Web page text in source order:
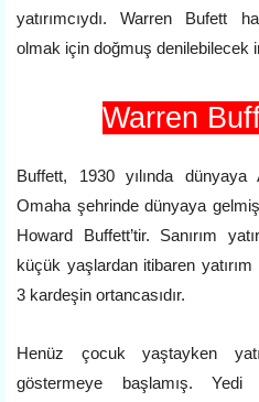
yatırımcıydı. Warren Bufett
olmak için doğmuş denilebilecek
Warren
Buffett, 1930 yılında dünyaya
Omaha şehrinde dünyaya
Howard Buffett’tir. Sanırım
küçük yaşlardan itibaren
3 kardeşin ortancasıdır.
Henüz çocuk yaştayken
göstermeye başlamış.